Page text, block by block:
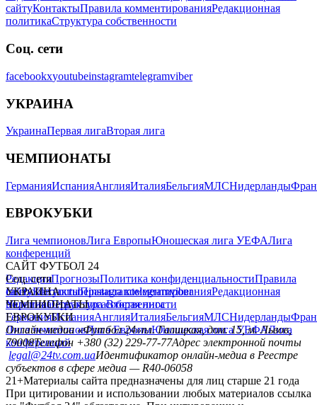
сайтуКонтактыПравила комментированияРедакционная
политикаСтруктура собственности
Соц. сети
facebookxyoutubeinstagramtelegramviber
УКРАИНА
УкраинаПервая лигаВторая лига
ЧЕМПИОНАТЫ
ГерманияИспанияАнглияИталияБельгияМЛСНидерланды
ЕВРОКУБКИ
Лига чемпионовЛига ЕвропыЮношеская лига УЕФАЛига
конференций
САЙТ ФУТБОЛ 24
РедакцияПрогнозыПолитика конфиденциальностиПравила
сайтуКонтактыПравила комментированияРедакционная
политикаСтруктура собственности
Соц. сети
facebookxyoutubeinstagramtelegramviber
УКРАИНА
УкраинаПервая лигаВторая лига
ЧЕМПИОНАТЫ
ГерманияИспанияАнглияИталияБельгияМЛСНидерланды
ЕВРОКУБКИ
Лига чемпионовЛига ЕвропыЮношеская лига УЕФАЛига
конференций
Онлайн-медиа «Футбол 24»пл. Галицкая, дом. 15, м. Львов,
79008Телефон +380 (32) 229-77-77Адрес электронной почты
legal@24tv.com.uaИдентификатор онлайн-медиа в Реестре
субъектов в сфере медиа — R40-06058
21+Материалы сайта предназначены для лиц старше 21 года
При цитировании и использовании любых материалов ссылка